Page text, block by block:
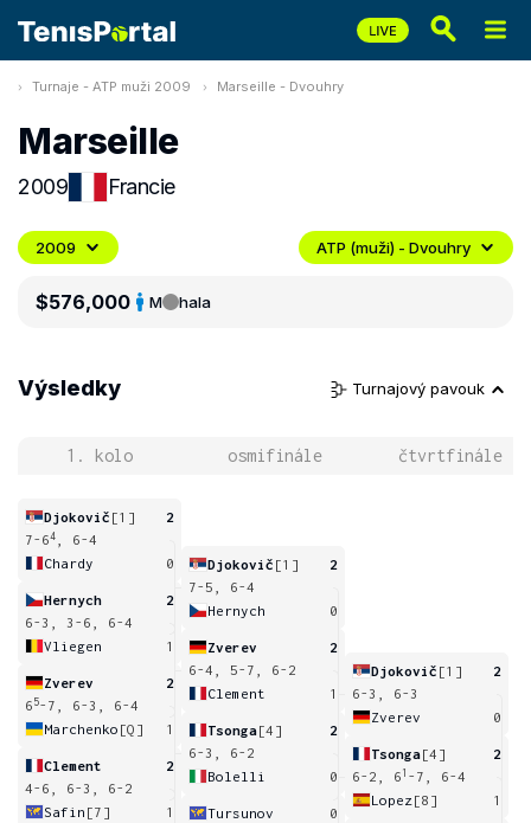
Turnaje - ATP muži 2009 Marseille - Dvouhry
Marseille
2009 Francie
2009 ATP (muži) - Dvouhry
$576,000 M hala
Výsledky Turnajový pavouk
1. kolo osmifinále čtvrtfinále
Djokovič [1]
2
7-64
, 6-4
Chardy
0
Hernych
2
6-3, 3-6, 6-4
Vliegen
1
Zverev
2
6 5-7, 6-3, 6-4
Marchenko [Q] 1
Clement
2
4-6, 6-3, 6-2
Safin [7] 1
Djokovič [1]
2
7-5, 6-4
Hernych
0
Zverev
2
6-4, 5-7, 6-2
Clement
1
Tsonga[4]
2
6-3, 6-2
Bolelli
0
Tursunov
0
Djokovič [1]
2
6-3, 6-3
Zverev
0
Tsonga[4]
2
6-2, 6 1 -7, 6-4
Lopez [8] 1